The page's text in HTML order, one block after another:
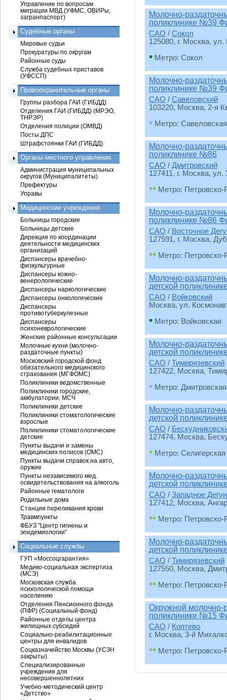
Молочно-
поликлинике №39
САО / Сокол
125080, г. Москва,
• Метро: Сокол
Молочно-
поликлинике №39
САО / Савеловский
103220, Москва, 2-я
• Метро: Савеловская
Молочно-
поликлинике №86
САО / Дмитровский
127411, г. Москва, ул.
•• Метро: Петровско-
Молочно-
поликлинике №86
САО / Восточное
127591, г. Москва,
•• Метро: Петровско-
Молочно-
детской
САО / Войковский
Москва, ул.
• Метро: Войковская
Молочно-
детской
САО / Тимирязевский
127422, Москва,
• Метро: Дмитровская
Молочно-
детской
САО /
127474, Москва,
• Метро: Селигерская
Молочно-
детской
САО / Западное
127412, Москва,
•• Метро: Петровско-
Молочно-
детской
САО / Тимирязевский
127550, Москва,
•• Метро: Петровско-
Окружной молочно-
поликлинике №15
САО / Коптево
г. Москва, 3-й
•• Метро: Петровско-
Управление по вопросам
миграции МВД (УФМС, ОВИРы,
загранпаспорт)
Судебные органы
Мировые судьи
Прокуратуры по округам
Районные суды
Служба судебных приставов
(УФССП)
Правоохранительные органы
Группы разбора ГАИ (ГИБДД)
Отделения ГАИ (ГИБДД) (МРЭО,
ТНРЭР)
Отделения полиции (ОМВД)
Посты ДПС
Штрафстоянки ГАИ (ГИБДД)
Органы местного управления
Администрация муниципальных
округов (Муниципалитеты)
Префектуры
Управы
Медицинские учреждения
Больницы городские
Больницы детские
Дирекция по координации
деятельности медицинских
организаций
Диспансеры врачебно-
физкультурные
Диспансеры кожно-
венерологические
Диспансеры наркологические
Диспансеры онкологические
Диспансеры
противотуберкулезные
Диспансеры
психоневрологические
Женские районные консультации
Молочные кухни (молочно-
раздаточные пункты)
Московский городской фонд
обязательного медицинского
страхования (МГФОМС)
Поликлиники ведомственные
Поликлиники городские,
амбулатории, МСЧ
Поликлиники детские
Поликлиники стоматологические
взрослые
Поликлиники стоматологические
детские
Пункты выдачи и замены
медицинских полисов (ОМС)
Пункты выдачи справок на авто,
оружие
Пункты независимого мед.
освидетельствования на алкоголь
Районные гематологи
Родильные дома
Станции переливания крови
Травмпункты
ФБУЗ "Центр гигиены и
эпидемиологии"
Социальные службы
ГУП «Моссоцгарантия»
Медико-социальная экспертиза
(МСЭ)
Московская служба
психологической помощи
населению
Отделения Пенсионного фонда
(ПФР) (Социальный фонд)
Районные отделы центра
жилищных субсидий
Социально-реабилитационные
центры для инвалидов
Соцказначейство Москвы (УСЗН
закрыты)
Специализированные
учреждения для
несовершеннолетних
Учебно-методический центр
«Детство»